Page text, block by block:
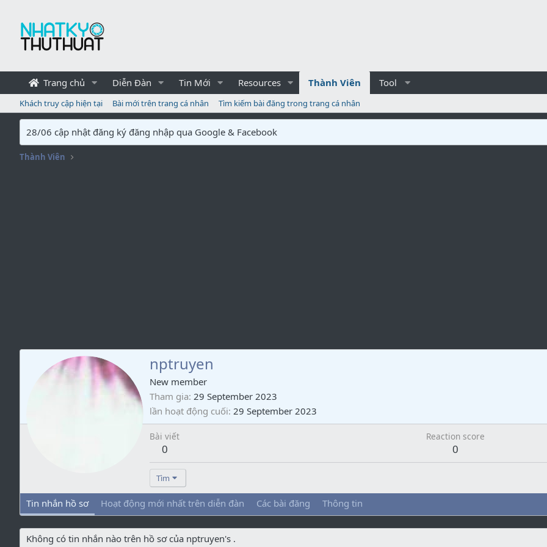
Trang chủ Diễn Đàn Tin Mới Resources Thành Viên Tool
Khách truy cập hiện tại Bài mới trên trang cá nhân Tìm kiếm bài đăng trong trang cá nhân
28/06 cập nhật đăng ký đăng nhập qua Google & Facebook
Thành Viên
nptruyen
New member
Tham gia 29 September 2023
lần hoạt động cuối 29 September 2023
Bài viết
0
Reaction score
0
Tìm
Tin nhắn hồ sơ Hoạt động mới nhất trên diễn đàn Các bài đăng Thông tin
Không có tin nhắn nào trên hồ sơ của nptruyen's .